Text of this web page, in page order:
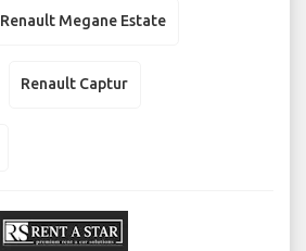
Renault Megane Estate
Renault Captur